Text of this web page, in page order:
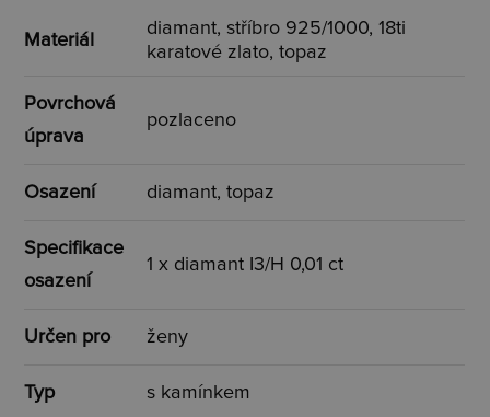
Materiál
diamant, stříbro 925/1000, 18ti
karatové zlato, topaz
Povrchová
úprava
pozlaceno
Osazení diamant, topaz
Specifikace
osazení
1 x diamant I3/H 0,01 ct
Určen pro ženy
Typ s kamínkem